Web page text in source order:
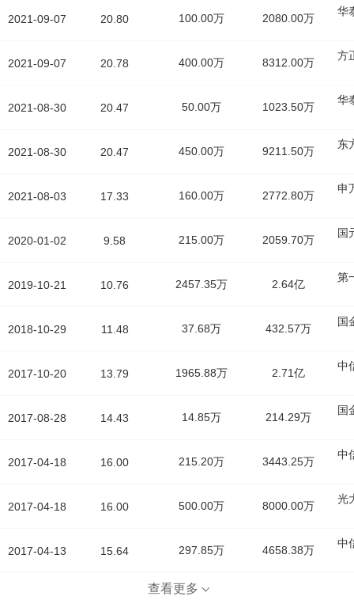
2021-09-07
2021-09-07
2021-08-30
2021-08-30
2021-08-03
2020-01-02
2019-10-21
2018-10-29
2017-10-20
2017-08-28
2017-04-18
2017-04-18
2017-04-13
20.80 100.00万 2080.00万
华
20.78 400.00万 8312.00万
方
20.47 50.00万 1023.50万
华
20.47 450.00万 9211.50万
东
17.33 160.00万 2772.80万
申
9.58 215.00万 2059.70万
国
10.76 2457.35万 2.64亿
第
11.48 37.68万 432.57万
国
13.79 1965.88万 2.71亿
中
14.43 14.85万 214.29万
国
16.00 215.20万 3443.25万
中
16.00 500.00万 8000.00万
光
15.64 297.85万 4658.38万
中
查看更多